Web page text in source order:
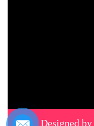
Designed by